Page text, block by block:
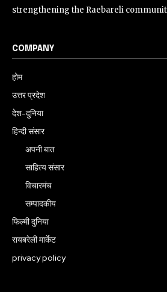
strengthening the Raebareli
COMPANY
होम
उत्तर प्रदेश
देश-दुनिया
हिन्दी संसार
अपनी बात
साहित्य संसार
विचारमंच
सम्पादकीय
फिल्मी दुनिया
रायबरेली मार्केट
privacy policy